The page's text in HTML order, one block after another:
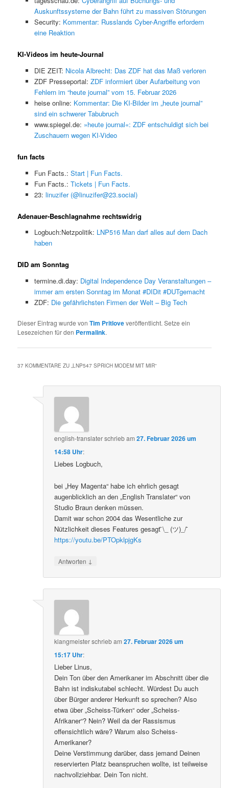
Auskunftssysteme der Bahn führt zu massiven Störungen
Security: Kommentar: Russlands Cyber-Angriffe erfordern
eine Reaktion
KI-Videos im heute-Journal
DIE ZEIT: Nicola Albrecht: Das ZDF hat das Maß verloren
ZDF Presseportal: ZDF informiert über Aufarbeitung von
Fehlern im “heute journal” vom 15. Februar 2026
heise online: Kommentar: Die KI-Bilder im „heute journal”
sind ein schwerer Tabubruch
www.spiegel.de: »heute journal«: ZDF entschuldigt sich bei
Zuschauern wegen KI-Video
fun facts
Fun Facts.: Start | Fun Facts.
Fun Facts.: Tickets | Fun Facts.
23: linuzifer (@linuzifer@23.social)
Adenauer-Beschlagnahme rechtswidrig
Logbuch:Netzpolitik: LNP516 Man darf alles auf dem Dach
haben
DID am Sonntag
termine.di.day: Digital Independence Day Veranstaltungen –
immer am ersten Sonntag im Monat #DIDit #DUTgemacht
ZDF: Die gefährlichsten Firmen der Welt – Big Tech
Dieser Eintrag wurde vonTim Pritloveveröffentlicht. Setze ein
Lesezeichen für den Permalink.
37 KOMMENTARE ZU „LNP547 SPRICH MODEM MIT MIR“
english-translaterschriebam27. Februar 2026 um
14:58 Uhr:
Liebes Logbuch,
bei „Hey Magenta“ habe ich ehrlich gesagt
augenblicklich an den „English Translater“ von
Studio Braun denken müssen.
Damit war schon 2004 das Wesentliche zur
Nützlichkeit dieses Features gesagt ̄\_ (ツ)_/ ̄
https://youtu.be/PTOpklpjgKs
Antworten ↓
klangmeisterschriebam27. Februar 2026 um
15:17 Uhr:
Lieber Linus,
Dein Ton über den Amerikaner im Abschnitt über die
Bahn ist indiskutabel schlecht. Würdest Du auch
über Bürger anderer Herkunft so sprechen? Also
etwa über „Scheiss-Türken“ oder „Scheiss-
Afrikaner“? Nein? Weil da der Rassismus
offensichtlich wäre? Warum also Scheiss-
Amerikaner?
Deine Verstimmung darüber, dass jemand Deinen
reservierten Platz beanspruchen wollte, ist teilweise
nachvollziehbar. Dein Ton nicht.